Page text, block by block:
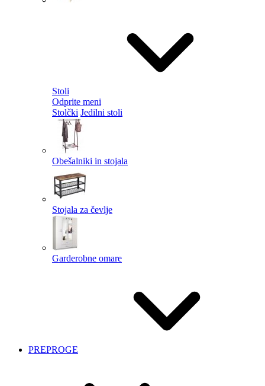
Stoli
Odprite meni
Stolčki Jedilni stoli
Obešalniki in stojala
Stojala za čevlje
Garderobne omare
PREPROGE